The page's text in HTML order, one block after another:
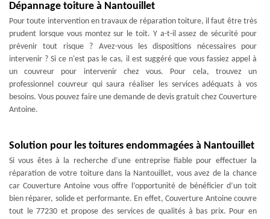
Dépannage toiture à Nantouillet
Pour toute intervention en travaux de réparation toiture, il faut être très
prudent lorsque vous montez sur le toit. Y a-t-il assez de sécurité pour
prévenir tout risque ? Avez-vous les dispositions nécessaires pour
intervenir ? Si ce n'est pas le cas, il est suggéré que vous fassiez appel à
un couvreur pour intervenir chez vous. Pour cela, trouvez un
professionnel couvreur qui saura réaliser les services adéquats à vos
besoins. Vous pouvez faire une demande de devis gratuit chez Couverture
Antoine.
Solution pour les toitures endommagées à Nantouillet
Si vous êtes à la recherche d’une entreprise fiable pour effectuer la
réparation de votre toiture dans la Nantouillet, vous avez de la chance
car Couverture Antoine vous offre l’opportunité de bénéficier d’un toit
bien réparer, solide et performante. En effet, Couverture Antoine couvre
tout le 77230 et propose des services de qualités à bas prix. Pour en